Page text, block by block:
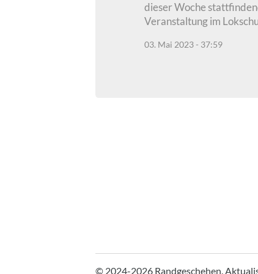
dieser Woche
Veranstaltung im
03. Mai 2023 - 37:59
© 2024-2026 Randgeschehen.